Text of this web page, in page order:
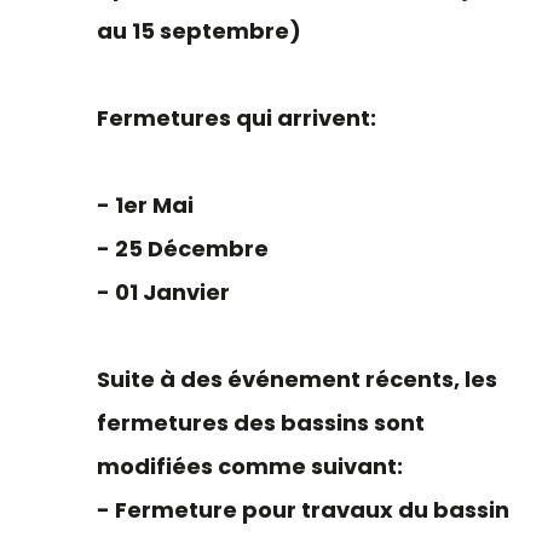
au 15 septembre)
Fermetures qui arrivent:
- 1er Mai
- 25 Décembre
- 01 Janvier
Suite à des événement récents, les
fermetures des bassins sont
modifiées comme suivant:
- Fermeture pour travaux du bassin